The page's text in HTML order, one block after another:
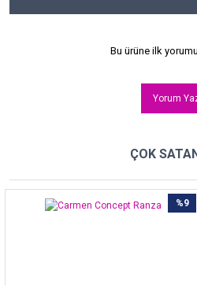
Bu ürüne ilk
Yorum
ÇOK
%9